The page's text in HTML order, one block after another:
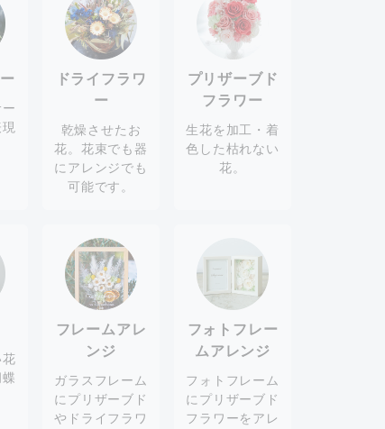
ドライフラワ
ー
乾燥させたお
花。花束でも器
にアレンジでも
可能です。
プリザーブド
フラワー
生花を加工・着
色した枯れない
花。
フレームアレ
ンジ
ガラスフレーム
にプリザーブド
やドライフラワ
フォトフレー
ムアレンジ
フォトフレーム
にプリザーブド
フラワーをアレ